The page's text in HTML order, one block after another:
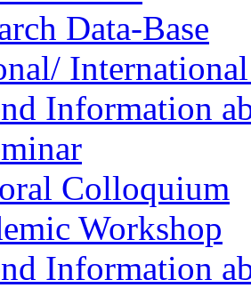
Data-Base
Information
Colloquium
Workshop
Information